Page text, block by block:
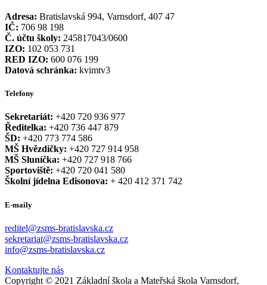
Adresa: Bratislavská 994, Varnsdorf, 407 47
IČ: 706 98 198
Č. účtu školy: 245817043/0600
IZO: 102 053 731
RED IZO: 600 076 199
Datová schránka: kvimtv3
Telefony
Sekretariát: +420 720 936 977
Ředitelka: +420 736 447 879
ŠD: +420 773 774 586
MŠ Hvězdičky: +420 727 914 958
MŠ Sluníčka: +420 727 918 766
Sportoviště: +420 720 041 580
Školní jídelna Edisonova: + 420 412 371 742
E-maily
reditel@zsms-bratislavska.cz
sekretariat@zsms-bratislavska.cz
info@zsms-bratislavska.cz
Kontaktujte nás
Copyright © 2021 Základní škola a Mateřská škola Varnsdorf,